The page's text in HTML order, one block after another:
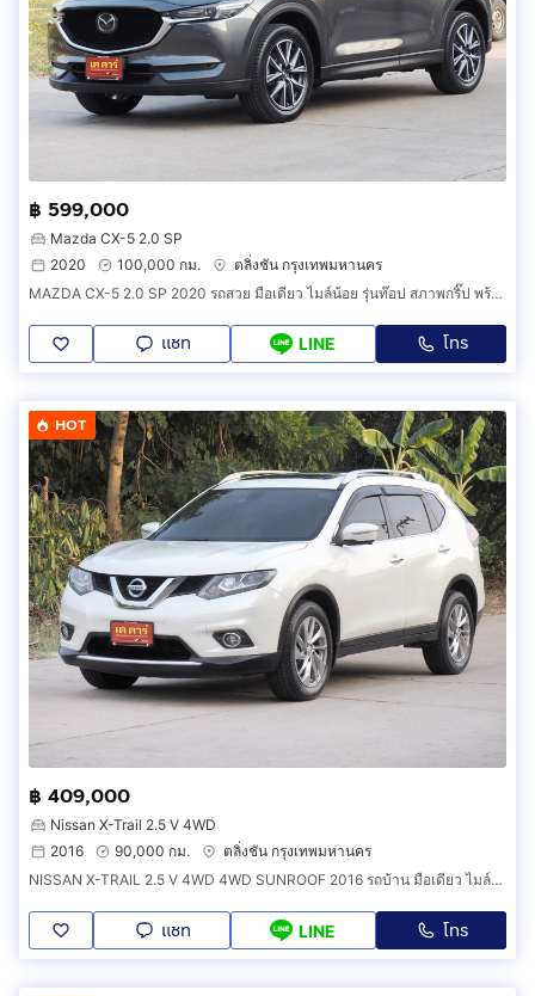
฿ 599,000
Mazda CX-5 2.0 SP
2020
100,000 กม.
ตลิ่งชัน กรุงเทพมหานคร
MAZDA CX-5 2.0 SP 2020 รถสวย มือเดียว ไมล์น้อย รุ่นท๊อป สภาพกริ๊ป พร้อมใช้งาน
แชท LINE โทร
HOT
฿ 409,000
Nissan X-Trail 2.5 V 4WD
2016
90,000 กม.
ตลิ่งชัน กรุงเทพมหานคร
NISSAN X-TRAIL 2.5 V 4WD 4WD SUNROOF 2016 รถบ้าน มือเดียว ไมล์น้อย พร้อมใช้
แชท LINE โทร